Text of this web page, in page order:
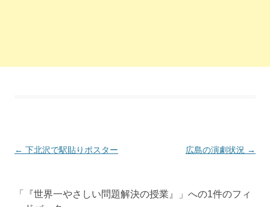
投稿ナビゲーション
← 下北沢で駅貼りポスター 広島の演劇状況 →
「 『世界一やさしい問題解決の授業』
」への1件のフィ